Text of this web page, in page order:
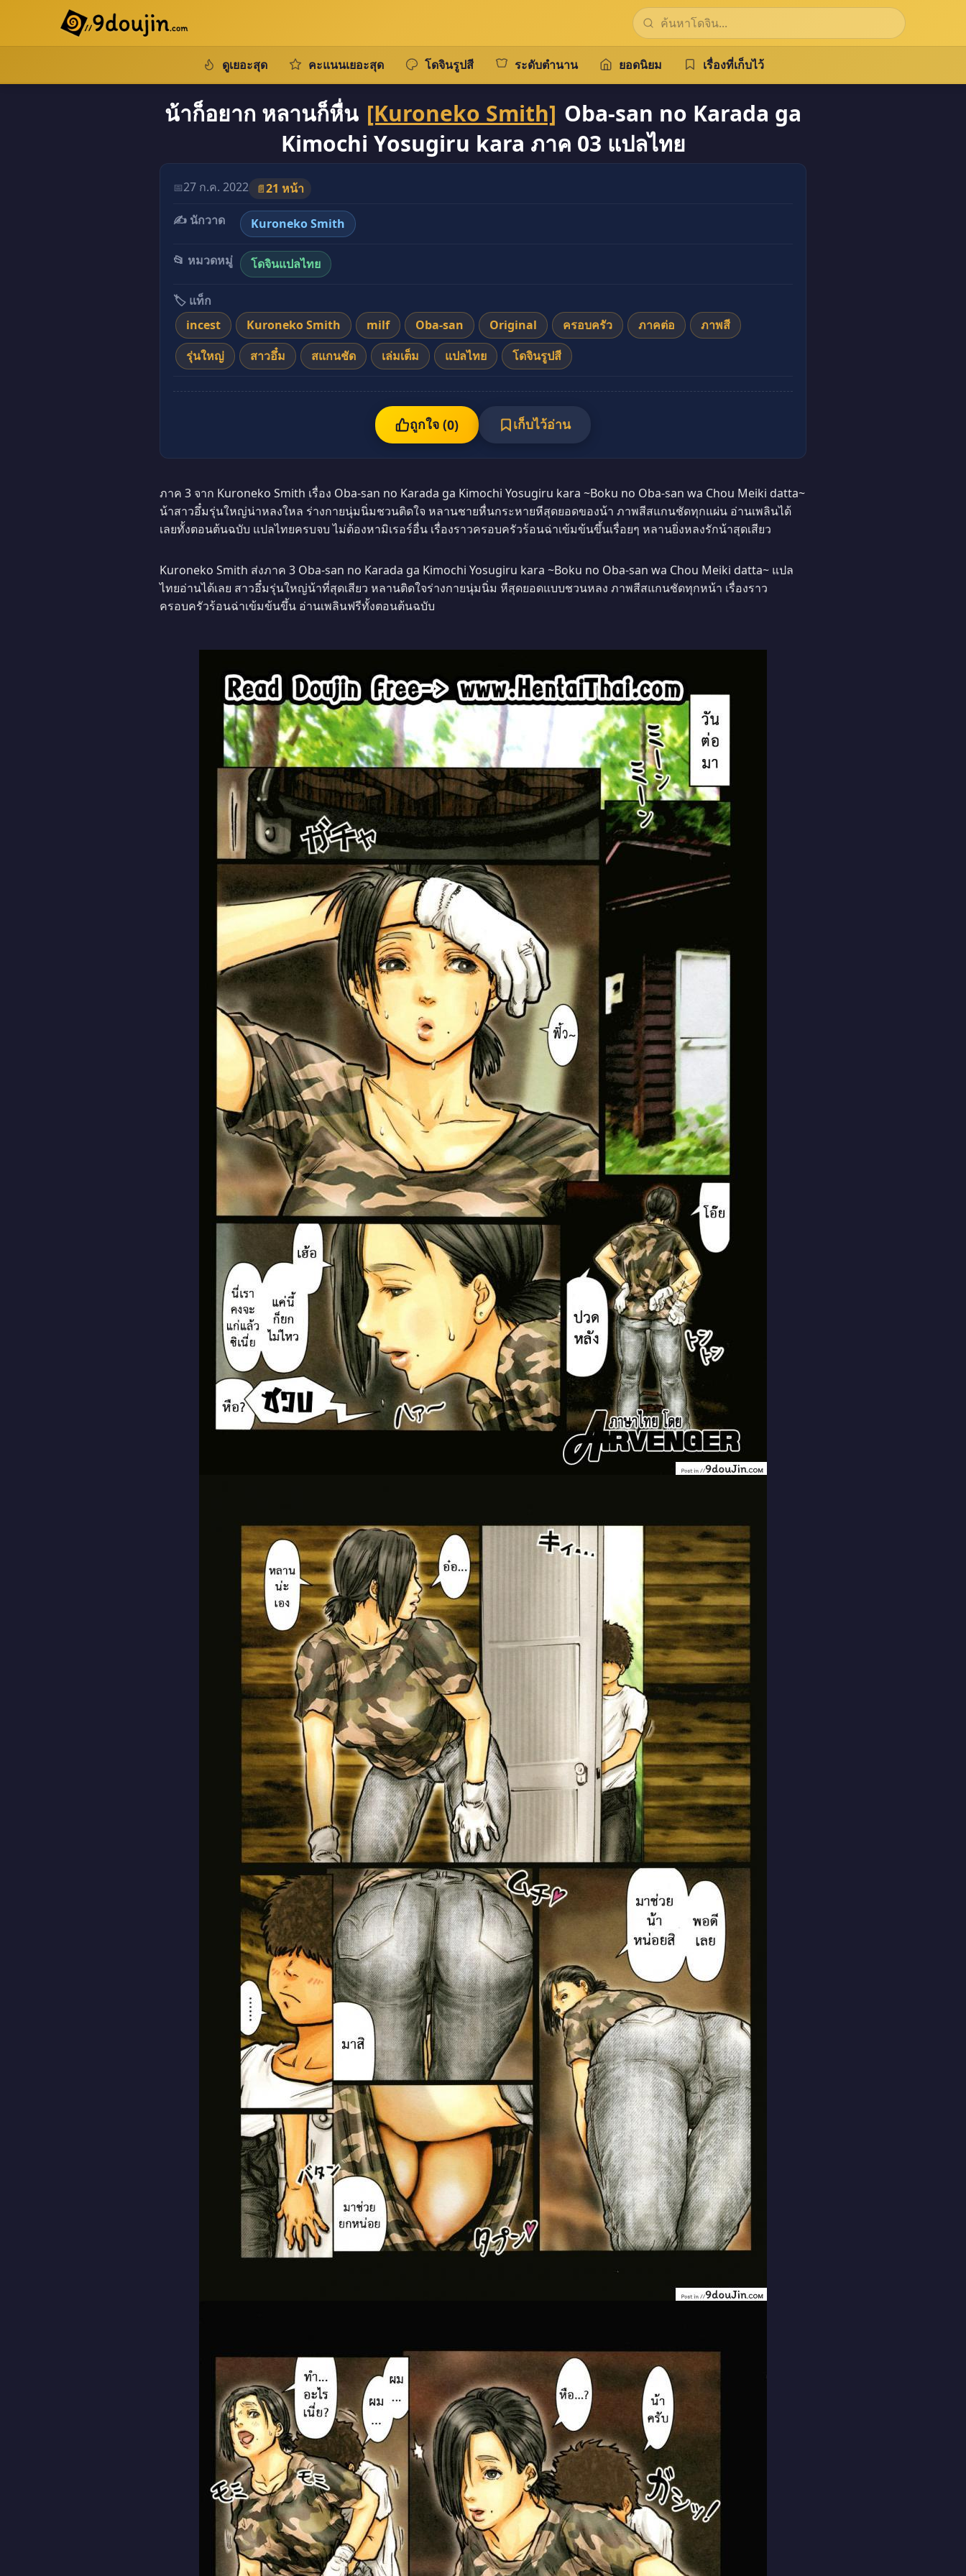
ดูเยอะสุด คะแนนเยอะสุด โดจินรูปสี ระดับตำนาน ยอดนิยม เรื่องที่เก็บไว้
น้าก็อยาก หลานก็หื่น [Kuroneko Smith] Oba-san no Karada ga
Kimochi Yosugiru kara ภาค 03 แปลไทย
📅27 ก.ค. 2022 📄21 หน้า
✍️ นักวาด
Kuroneko Smith
📂 หมวดหมู่ โดจินแปลไทย
🏷️ แท็ก
incest
Kuroneko Smith milf Oba-san Original ครอบครัว ภาคต่อ
ภาพสี
รุ่นใหญ่
สาวอึ๋ม สแกนชัด เล่มเต็ม แปลไทย โดจินรูปสี
ถูกใจ (0) เก็บไว้อ่าน
ภาค 3 จาก Kuroneko Smith เรื่อง Oba-san no Karada ga Kimochi Yosugiru kara ~Boku no Oba-san wa Chou Meiki datta~
น้าสาวอึ๋มรุ่นใหญ่น่าหลงใหล ร่างกายนุ่มนิ่มชวนติดใจ หลานชายหื่นกระหายหีสุดยอดของน้า ภาพสีสแกนชัดทุกแผ่น อ่านเพลินได้
เลยทั้งตอนต้นฉบับ แปลไทยครบจบ ไม่ต้องหามิเรอร์อื่น เรื่องราวครอบครัวร้อนฉ่าเข้มข้นขึ้นเรื่อยๆ หลานยิ่งหลงรักน้าสุดเสียว
Kuroneko Smith ส่งภาค 3 Oba-san no Karada ga Kimochi Yosugiru kara ~Boku no Oba-san wa Chou Meiki datta~ แปล
ไทยอ่านได้เลย สาวอึ๋มรุ่นใหญ่น้าที่สุดเสียว หลานติดใจร่างกายนุ่มนิ่ม หีสุดยอดแบบชวนหลง ภาพสีสแกนชัดทุกหน้า เรื่องราว
ครอบครัวร้อนฉ่าเข้มข้นขึ้น อ่านเพลินฟรีทั้งตอนต้นฉบับ